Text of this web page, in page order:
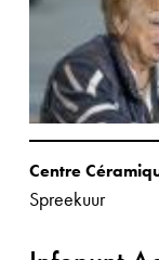
Centre
Spreekuur